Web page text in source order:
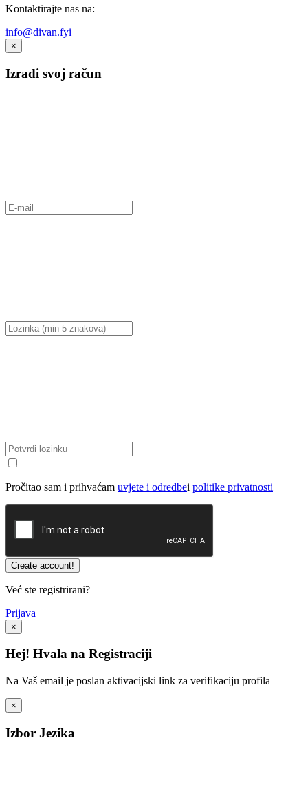
Kontaktirajte nas na:
info@divan.fyi
×
Izradi svoj račun
Pročitao sam i prihvaćam uvjete i odredbei politike privatnosti
Već ste registrirani?
Prijava
×
Hej! Hvala na Registraciji
Na Vaš email je poslan aktivacijski link za verifikaciju profila
×
Izbor Jezika